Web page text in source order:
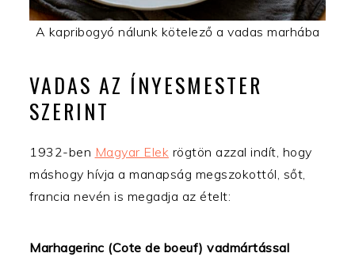
A kapribogyó nálunk kötelező a vadas marhába
VADAS AZ ÍNYESMESTER
SZERINT
1932-ben Magyar Elek rögtön azzal indít, hogy
máshogy hívja a manapság megszokottól, sőt,
francia nevén is megadja az ételt:
Marhagerinc (Cote de boeuf) vadmártással